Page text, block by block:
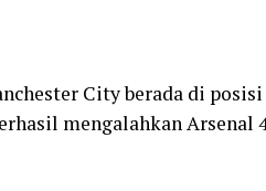
City berada di
mengalahkan Arsenal